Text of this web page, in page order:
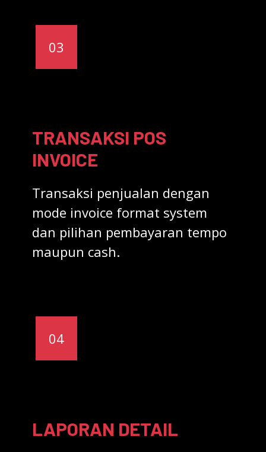
03
TRANSAKSI POS
INVOICE
Transaksi penjualan dengan
mode invoice format system
dan pilihan pembayaran tempo
maupun cash.
04
LAPORAN DETAIL